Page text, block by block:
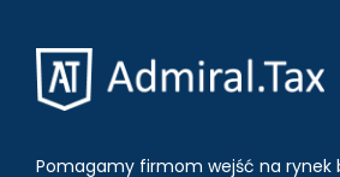
Pomagamy firmom wejść na rynek